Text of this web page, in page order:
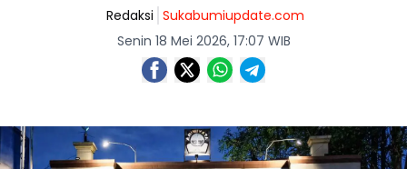
Redaksi Sukabumiupdate.com
Senin 18 Mei 2026, 17:07 WIB